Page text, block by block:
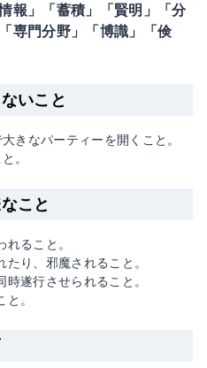
報」「蓄積」「賢明」「分
専門分野」「博識」「倹
いこと
きなパーティーを開くこと。
。
こと
ること。
り、邪魔されること。
遂行させられること。
。